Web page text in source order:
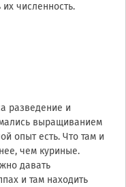
численность.
разведение и
выращиванием
опыт есть. Что там и
чем куриные.
давать
и там находить